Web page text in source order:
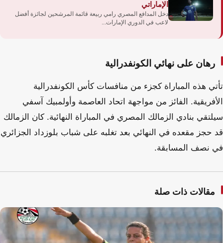
الإماراتي
دخل المدافع المصري رامي ربيعة قائمة المرشحين لجائزة أفضل
لاعب في الدوري الإمارات...
رهان على نهائي الكونفدرالية
تأتي هذه المباراة كجزء من منافسات كأس الكونفدرالية
الأفريقية. الفائز من مواجهة اتحاد العاصمة وأولمبيك آسفي
سيلتقي بنادي الزمالك المصري في المباراة النهائية. كان الزمالك
قد حجز مقعده في النهائي بعد تغلبه على شباب بلوزداد الجزائري
في نصف المسابقة.
مقالات ذات صلة